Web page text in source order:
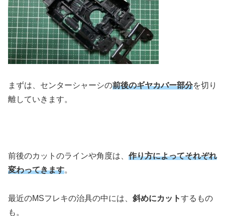
まずは、センターシャーシの前後のギヤカバー部分を切り
離していきます。
前後のカットのラインや角度は、 作り方によってそれぞれ
変わってきます。
最近のMSフレキの治具の中には、 斜めにカットするもの
も。